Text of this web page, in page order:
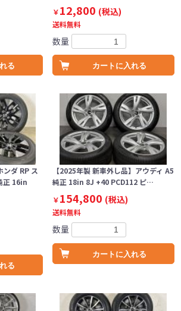
る
￥12,800 (税込)
送料無料
数量
カートに入れる
ンダ RP ス
正 16in
る
【2025年製 新車外し品】アウディ A5
純正 18in 8J +40 PCD112 ピ…
￥154,800 (税込)
送料無料
数量
カートに入れる